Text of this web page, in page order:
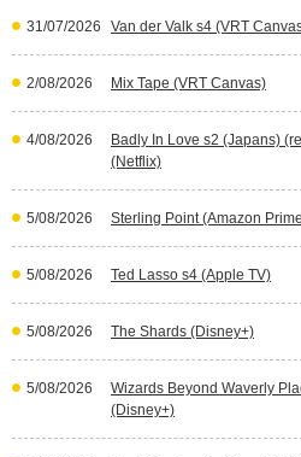
31/07/2026 Van der Valk s4 (VRT
2/08/2026 Mix Tape (VRT Canvas)
4/08/2026
Badly In Love s2 (Japans)
(Netflix)
5/08/2026 Sterling Point (Amazon
5/08/2026 Ted Lasso s4 (Apple TV)
5/08/2026 The Shards (Disney+)
5/08/2026
Wizards Beyond Waverly
(Disney+)